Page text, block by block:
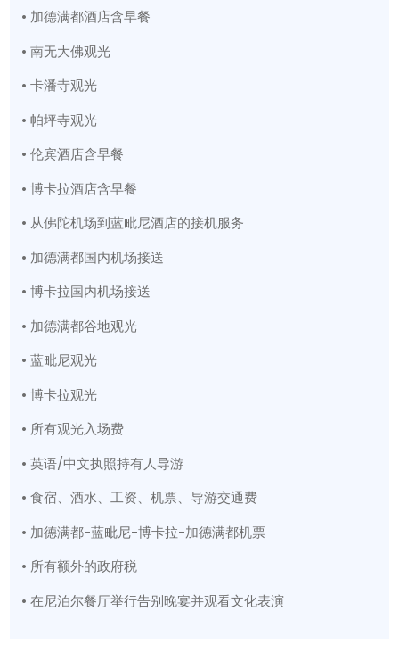
• 加德满都酒店含早餐
• 南无大佛观光
• 卡潘寺观光
• 帕坪寺观光
• 伦宾酒店含早餐
• 博卡拉酒店含早餐
• 从佛陀机场到蓝毗尼酒店的接机服务
• 加德满都国内机场接送
• 博卡拉国内机场接送
• 加德满都谷地观光
• 蓝毗尼观光
• 博卡拉观光
• 所有观光入场费
• 英语/中文执照持有人导游
• 食宿、酒水、工资、机票、导游交通费
• 加德满都-蓝毗尼-博卡拉-加德满都机票
• 所有额外的政府税
• 在尼泊尔餐厅举行告别晚宴并观看文化表演